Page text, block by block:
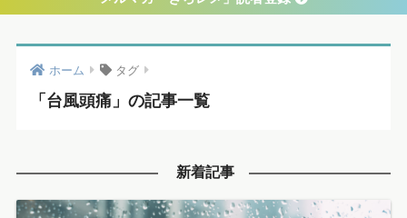
ホーム タグ
「台風頭痛」の記事一覧
新着記事